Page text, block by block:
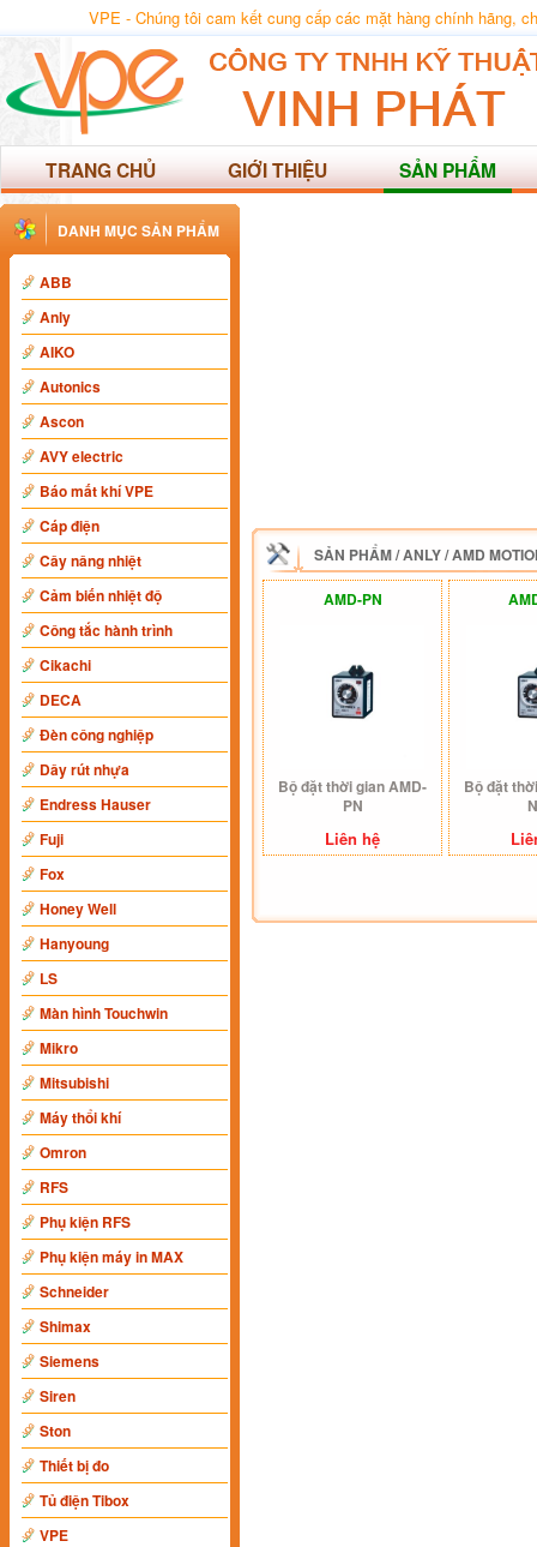
VPE - Chúng tôi cam kết cung cấp các mặt hàng chính hãng,
TRANG CHỦ GIỚI THIỆU SẢN PHẨM
DANH MỤC SẢN PHẨM
ABB
Anly
AIKO
Autonics
Ascon
AVY electric
Báo mất khí VPE
Cáp điện
Cây nâng nhiệt
Cảm biến nhiệt độ
Công tắc hành trình
Cikachi
DECA
Đèn công nghiệp
Dây rút nhựa
Endress Hauser
Fuji
Fox
Honey Well
Hanyoung
LS
Màn hình Touchwin
Mikro
Mitsubishi
Máy thổi khí
Omron
RFS
Phụ kiện RFS
Phụ kiện máy in MAX
Schneider
Shimax
Siemens
Siren
Ston
Thiết bị đo
Tủ điện Tibox
VPE
SẢN PHẨM/ANLY/AMD
AMD-PN
Bộ đặt thời gian AMD-
PN
Liên hệ
Bộ đặt